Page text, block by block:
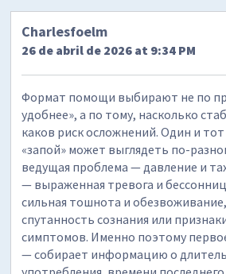
Charlesfoelm
26 de abril de 2026 at 9:34 PM
Формат помощи выбирают не по
удобнее», а по тому, насколько
каков риск осложнений. Один и
«запой» может выглядеть по-
ведущая проблема — давление и
— выраженная тревога и
сильная тошнота и
спутанность сознания или
симптомов. Именно поэтому
— собирает информацию о